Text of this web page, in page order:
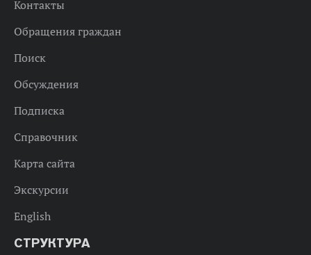
Контакты
Обращения граждан
Поиск
Обсуждения
Подписка
Справочник
Карта сайта
Экскурсии
English
СТРУКТУРА